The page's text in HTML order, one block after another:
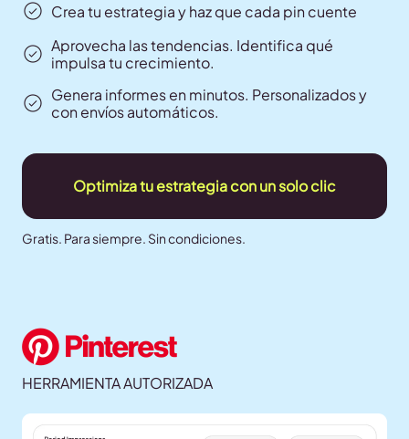
Crea tu estrategia y haz que cada pin cuente
Aprovecha las tendencias. Identifica qué
impulsa tu crecimiento.
Genera informes en minutos. Personalizados y
con envíos automáticos.
Optimiza tu estrategia con un solo clic
Gratis. Para siempre. Sin condiciones.
HERRAMIENTA AUTORIZADA